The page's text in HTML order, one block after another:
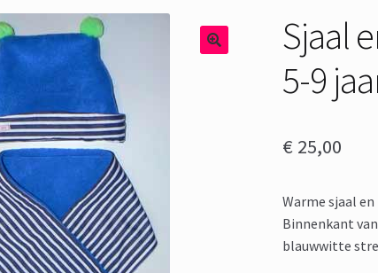
Sjaal
5-9
€ 25,00
Warme sjaal en
Binnenkant
blauwwitte